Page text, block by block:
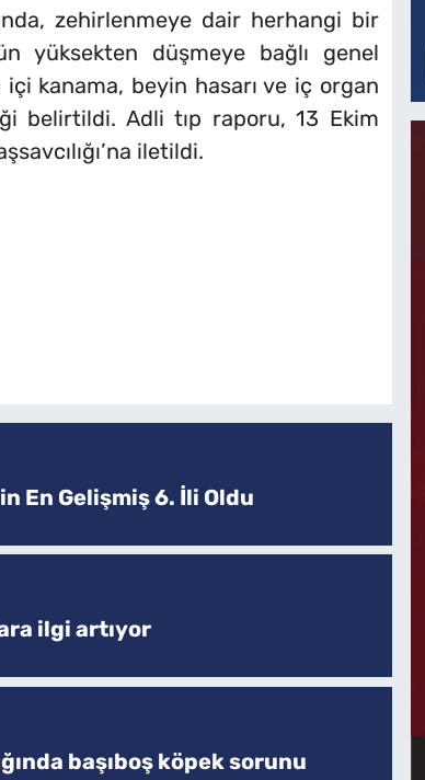
zehirlenmeye dair herhangi bir
yüksekten düşmeye bağlı genel
kanama, beyin hasarı ve iç organ
belirtildi. Adli tıp raporu, 13 Ekim
iletildi.
En Gelişmiş 6. İli Oldu
ilgi artıyor
başıboş köpek sorunu